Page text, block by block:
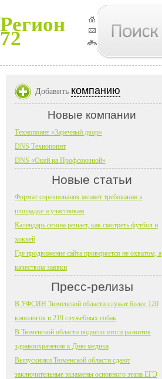
Регион
72
Добавить компанию
Новые компании
Технопоинт «Заречный двор»
DNS Технопоинт
DNS «Окей на Профсоюзной»
Новые статьи
Формат соревнования меняет требования к
площадке и участникам
Календарь сезона решает, как смотреть футбол и
хоккей
Где продвижение сайта проверяется не охватом, а
качеством заявки
Пресс-релизы
В УФСИН Тюменской области служат более 120
кинологов и 219 служебных собак
В Тюменской области подвели итоги развития
здравоохранения к Дню медика
Выпускники Тюменской области сдают
заключительные экзамены основного этапа ЕГЭ